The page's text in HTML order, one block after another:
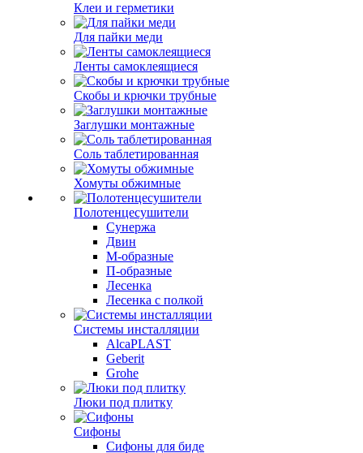
Клеи и герметики
Для пайки меди
Ленты самоклеящиеся
Скобы и крючки трубные
Заглушки монтажные
Соль таблетированная
Хомуты обжимные
Полотенцесушители
Сунержа
Двин
М-образные
П-образные
Лесенка
Лесенка с полкой
Системы инсталляции
AlcaPLAST
Geberit
Grohe
Люки под плитку
Сифоны
Сифoны для биде